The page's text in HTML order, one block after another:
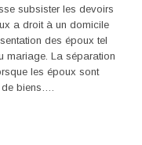
subsister les devoirs
a droit à un domicile
des époux tel
mariage. La séparation
les époux sont
biens….